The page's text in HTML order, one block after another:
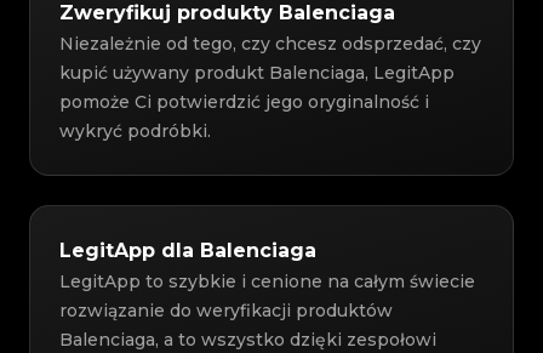
Zweryfikuj produkty Balenciaga
Niezależnie od tego, czy chcesz odsprzedać, czy
kupić używany produkt Balenciaga, LegitApp
pomoże Ci potwierdzić jego oryginalność i
wykryć podróbki.
LegitApp dla Balenciaga
LegitApp to szybkie i cenione na całym świecie
rozwiązanie do weryfikacji produktów
Balenciaga, a to wszystko dzięki zespołowi